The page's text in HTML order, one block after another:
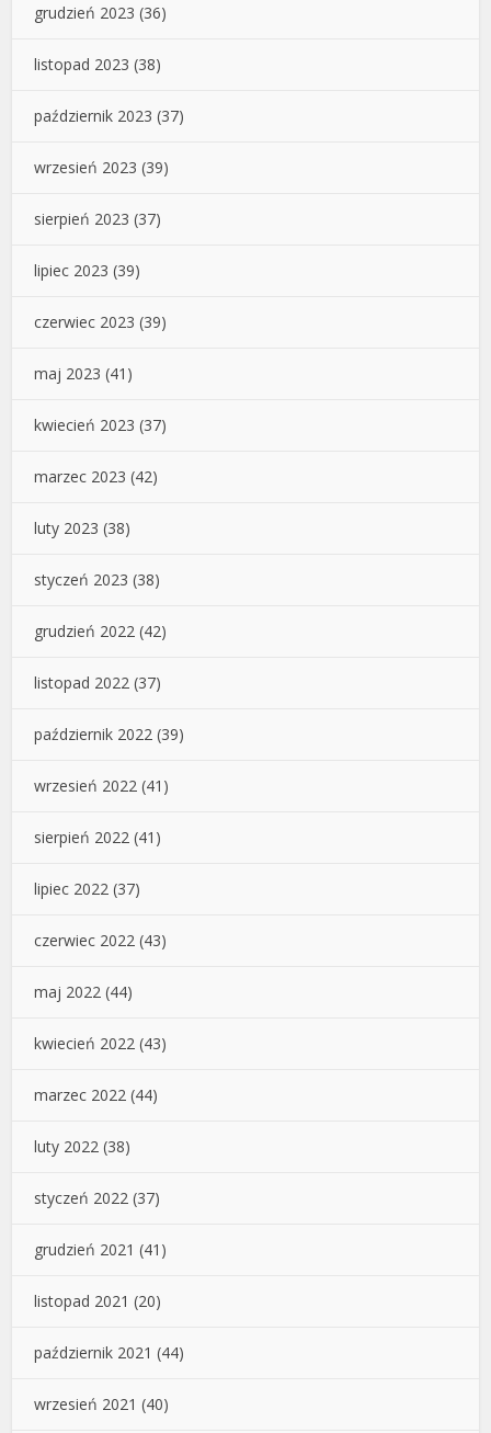
grudzień 2023 (36)
listopad 2023 (38)
październik 2023 (37)
wrzesień 2023 (39)
sierpień 2023 (37)
lipiec 2023 (39)
czerwiec 2023 (39)
maj 2023 (41)
kwiecień 2023 (37)
marzec 2023 (42)
luty 2023 (38)
styczeń 2023 (38)
grudzień 2022 (42)
listopad 2022 (37)
październik 2022 (39)
wrzesień 2022 (41)
sierpień 2022 (41)
lipiec 2022 (37)
czerwiec 2022 (43)
maj 2022 (44)
kwiecień 2022 (43)
marzec 2022 (44)
luty 2022 (38)
styczeń 2022 (37)
grudzień 2021 (41)
listopad 2021 (20)
październik 2021 (44)
wrzesień 2021 (40)